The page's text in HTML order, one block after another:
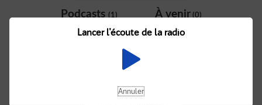
Podcasts (1) À venir(0)
Lancer l'écoute de la radio
Annuler